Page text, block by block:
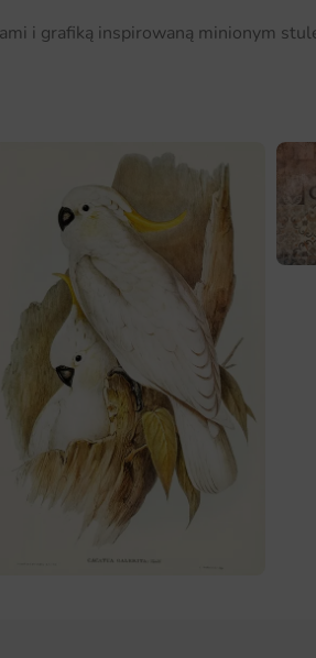
i grafiką inspirowaną minionym